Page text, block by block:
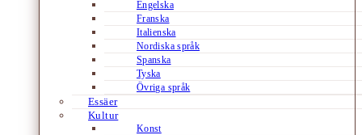
Engelska
Franska
Italienska
Nordiska språk
Spanska
Tyska
Övriga språk
Essäer
Kultur
Konst